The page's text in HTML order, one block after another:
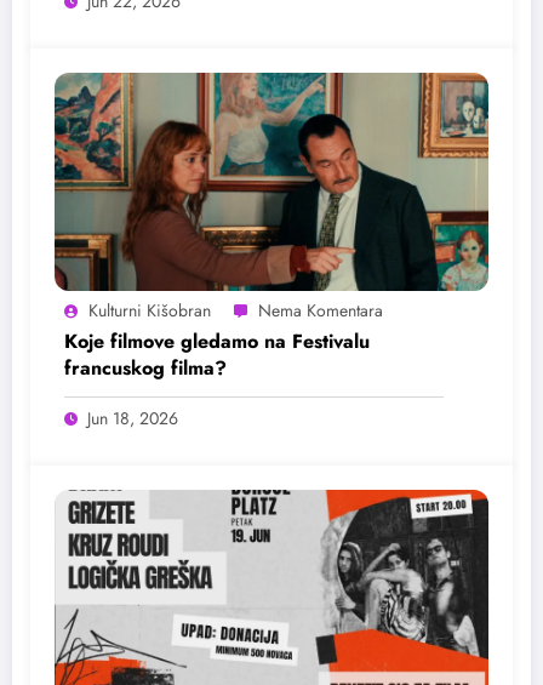
Kulturni Kišobran
Koje filmove gledamo na Festivalu
francuskog filma?
Jun 18, 2026